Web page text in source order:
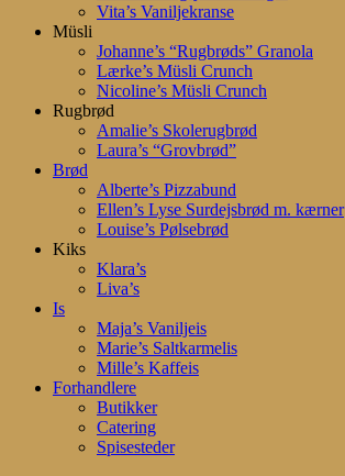
Vita’s Vaniljekranse
Müsli
Johanne’s “Rugbrøds” Granola
Lærke’s Müsli Crunch
Nicoline’s Müsli Crunch
Rugbrød
Amalie’s Skolerugbrød
Laura’s “Grovbrød”
Brød
Alberte’s Pizzabund
Ellen’s Lyse Surdejsbrød m. kærner
Louise’s Pølsebrød
Kiks
Klara’s
Liva’s
Is
Maja’s Vaniljeis
Marie’s Saltkarmelis
Mille’s Kaffeis
Forhandlere
Butikker
Catering
Spisesteder